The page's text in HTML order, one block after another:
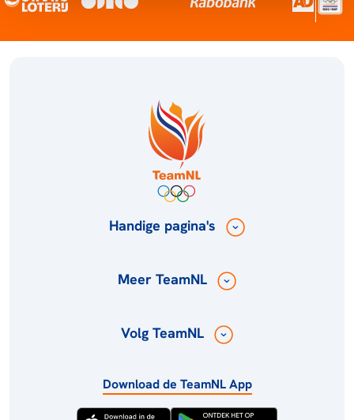
Handige pagina's
Meer TeamNL
Volg TeamNL
Download de TeamNL App